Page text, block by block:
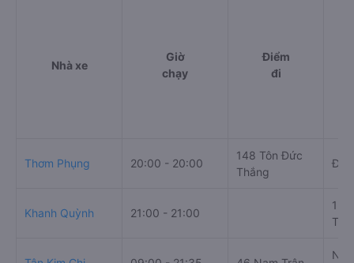
Nhà xe
Giờ
chạy
Điểm
đi
Thơm Phụng 20:00 - 20:00
148 Tôn Đức
Thắng
Khanh Quỳnh 21:00 - 21:00
13